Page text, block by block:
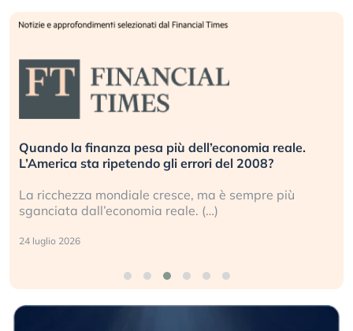
Quando la finanza pesa più dell’economia reale.
L’America sta ripetendo gli errori del 2008?
La ricchezza mondiale cresce, ma è sempre più
sganciata dall’economia reale. (…)
24 luglio 2026